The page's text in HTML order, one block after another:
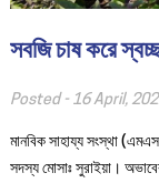
সবজি চাষ করে
Posted - 16 April,
মানবিক সাহায্য সংস্থা
সদস্য মোসাঃ সুরাইয়া।